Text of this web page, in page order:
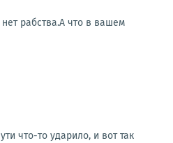
рабства.А что в вашем
что-то ударило, и вот так